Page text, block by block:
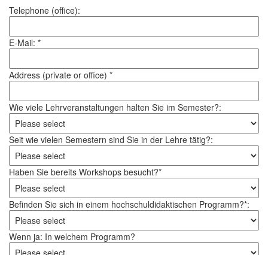
Telephone (office):
E-Mail: *
Address (private or office) *
Wie viele Lehrveranstaltungen halten Sie im Semester?:
Seit wie vielen Semestern sind Sie in der Lehre tätig?:
Haben Sie bereits Workshops besucht?*
Befinden Sie sich in einem hochschuldidaktischen Programm?*:
Wenn ja: In welchem Programm?